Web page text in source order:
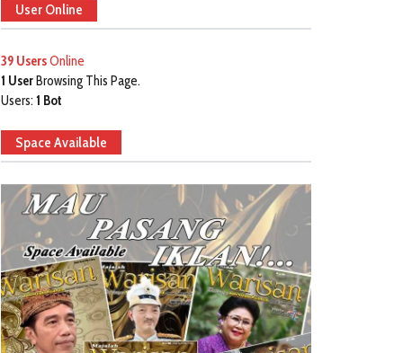
User Online
39 UsersOnline
1 UserBrowsing This Page.
Users: 1 Bot
Space Available